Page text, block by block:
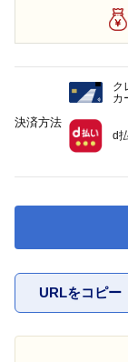
URLをコピー
決済方法
ク
カ
d